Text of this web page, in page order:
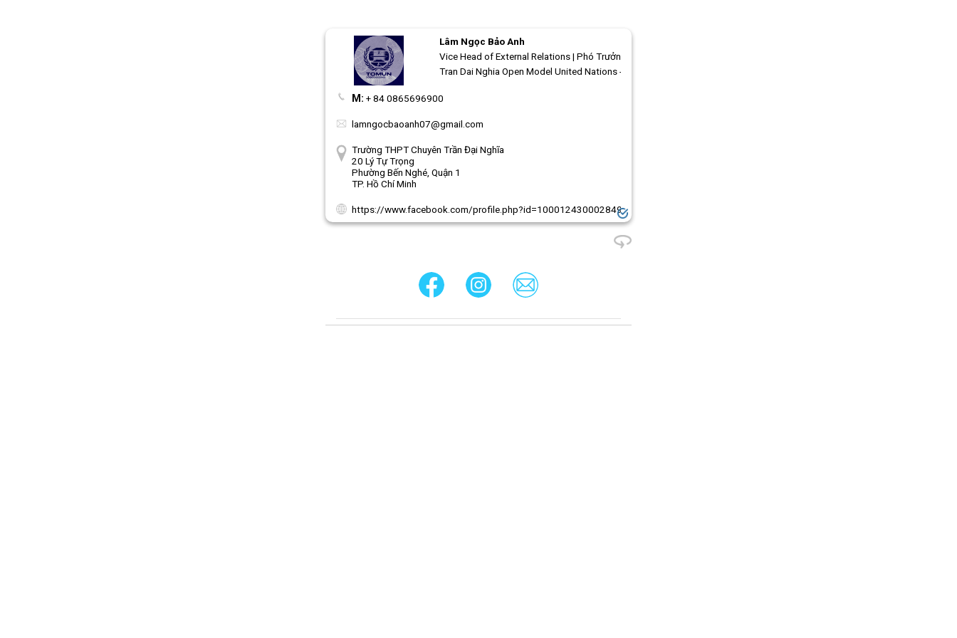
Lâm Ngọc Bảo Anh
Vice Head of External Relations | Phó Trưởng ban Đối ngoại
Tran Dai Nghia Open Model United Nations - TOMUN
M: + 84 0865696900
lamngocbaoanh07@gmail.com
Trường THPT Chuyên Trần Đại Nghĩa
20 Lý Tự Trọng
Phường Bến Nghé, Quận 1
TP. Hồ Chí Minh
https://www.facebook.com/profile.php?id=100012430002849